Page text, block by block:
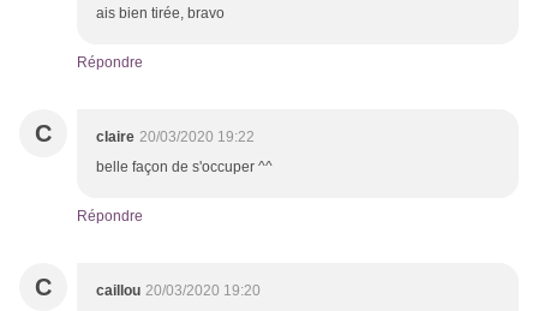
ais bien tirée, bravo
Répondre
C claire 20/03/2020 19:22
belle façon de s'occuper ^^
Répondre
C caillou 20/03/2020 19:20